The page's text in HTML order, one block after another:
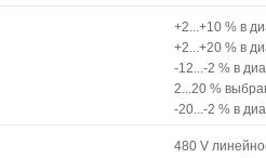
+2...+10 % в
+2...+20 % в
-12...-2 % в
2...20 %
-20...-2 % в
480 V